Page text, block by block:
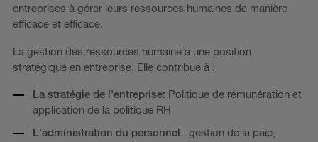
entreprises à gérer leurs ressources humaines de manière
efficace et efficace.
La gestion des ressources humaine a une position
stratégique en entreprise. Elle contribue à :
La stratégie de l'entreprise: Politique de rémunération et
application de la politique RH
L'administration du personnel : gestion de la paie,